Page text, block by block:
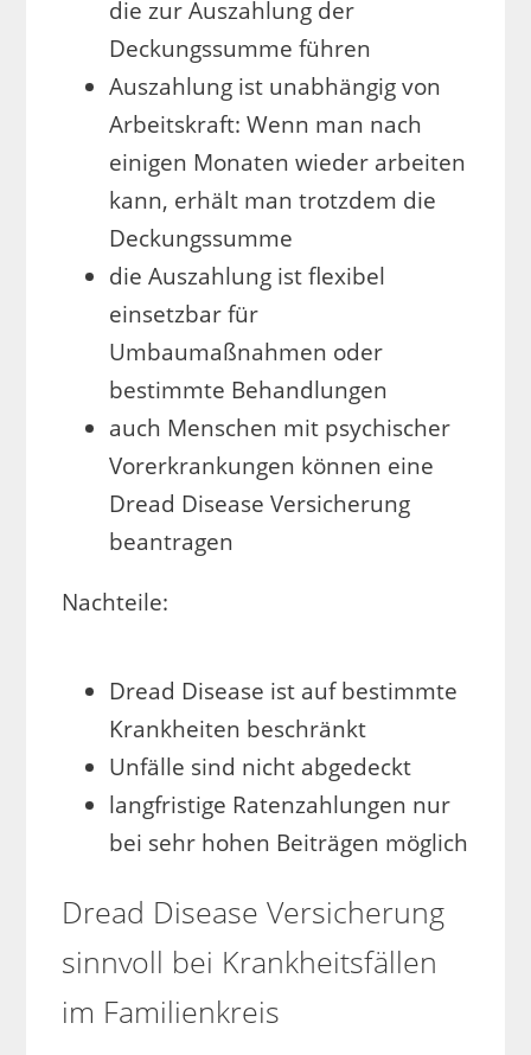
die zur Auszahlung der
Deckungssumme führen
Auszahlung ist unabhängig von
Arbeitskraft: Wenn man nach
einigen Monaten wieder arbeiten
kann, erhält man trotzdem die
Deckungssumme
die Auszahlung ist flexibel
einsetzbar für
Umbaumaßnahmen oder
bestimmte Behandlungen
auch Menschen mit psychischer
Vorerkrankungen können eine
Dread Disease Versicherung
beantragen
Nachteile:
Dread Disease ist auf bestimmte
Krankheiten beschränkt
Unfälle sind nicht abgedeckt
langfristige Ratenzahlungen nur
bei sehr hohen Beiträgen möglich
Dread Disease Versicherung
sinnvoll bei Krankheitsfällen
im Familienkreis